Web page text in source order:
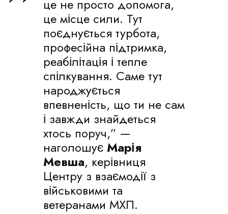
це не просто допомога,
це місце сили. Тут
поєднується турбота,
професійна підтримка,
реабілітація і тепле
спілкування. Саме тут
народжується
впевненість, що ти не сам
і завжди знайдеться
хтось поруч,” —
наголошує Марія
Мевша, керівниця
Центру з взаємодії з
військовими та
ветеранами МХП.